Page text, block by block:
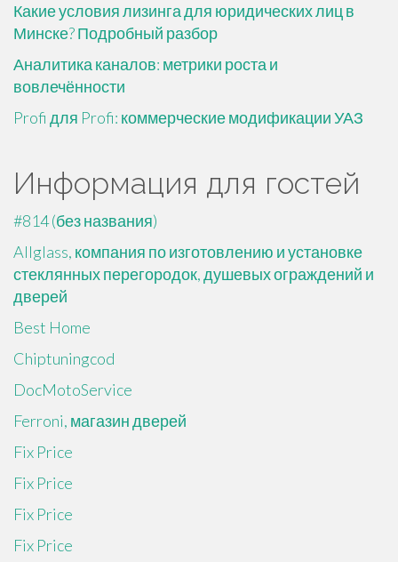
Какие условия лизинга для юридических лиц в
Минске? Подробный разбор
Аналитика каналов: метрики роста и
вовлечённости
Profi для Profi: коммерческие модификации УАЗ
Информация для гостей
#814 (без названия)
Allglass, компания по изготовлению и установке
стеклянных перегородок, душевых ограждений и
дверей
Best Home
Chiptuningcod
DocMotoService
Ferroni, магазин дверей
Fix Price
Fix Price
Fix Price
Fix Price